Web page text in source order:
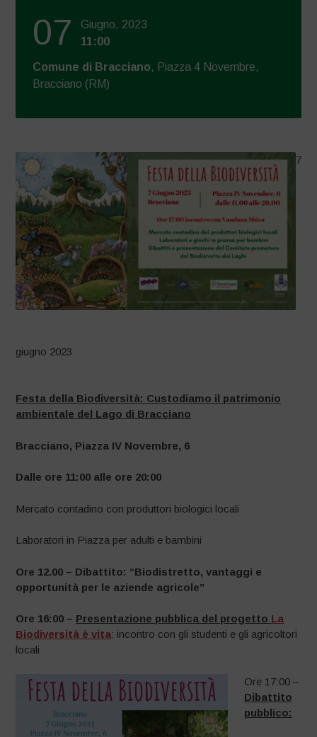
07
Giugno, 2023
11:00
Comune di Bracciano, Piazza 4 Novembre,
Bracciano (RM)
7
giugno 2023
Festa della Biodiversità: Custodiamo il patrimonio
ambientale del Lago di Bracciano
Bracciano, Piazza IV Novembre, 6
Dalle ore 11:00 alle ore 20:00
Mercato contadino con produttori biologici locali
Laboratori in Piazza per adulti e bambini
Ore 12.00 – Dibattito: “Biodistretto, vantaggi e
opportunità per le aziende agricole”
Ore 16:00 – Presentazione pubblica del progetto La
Biodiversità è vita: incontro con gli studenti e gli agricoltori
locali
Ore 17:00 –
Dibattito
pubblico: